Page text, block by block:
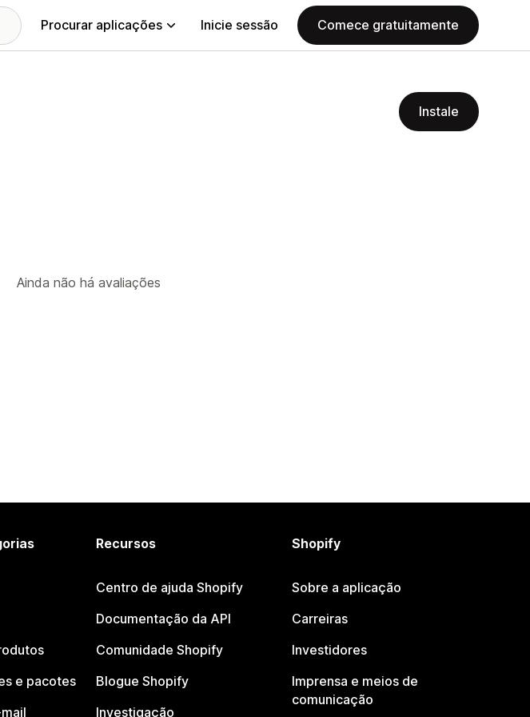
Procurar aplicações Inicie sessão Comece gratuitamente
Instale
Ainda não há avaliações
e pacotes
Recursos
Centro de ajuda Shopify
Documentação da API
Comunidade Shopify
Blogue Shopify
Investigação
Shopify
Sobre a aplicação
Carreiras
Investidores
Imprensa e meios de
comunicação